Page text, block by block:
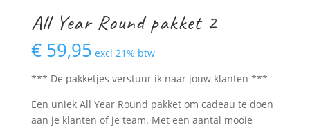
All Year Round pakket 2
€59,95 excl 21% btw
*** De pakketjes verstuur ik naar jouw klanten ***
Een uniek All Year Round pakket om cadeau te doen
aan je klanten of je team. Met een aantal mooie